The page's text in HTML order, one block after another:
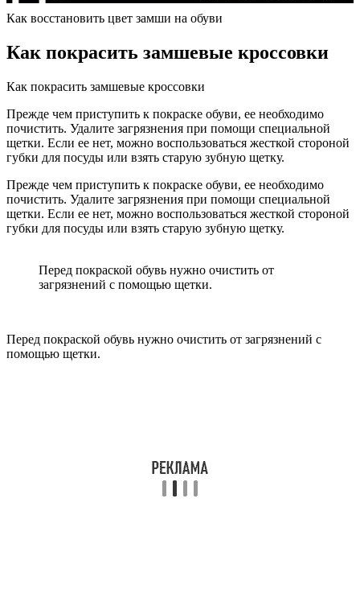
Как восстановить цвет замши на обуви
Как покрасить замшевые кроссовки
Как покрасить замшевые кроссовки
Прежде чем приступить к покраске обуви, ее необходимо
почистить. Удалите загрязнения при помощи специальной
щетки. Если ее нет, можно воспользоваться жесткой стороной
губки для посуды или взять старую зубную щетку.
Прежде чем приступить к покраске обуви, ее необходимо
почистить. Удалите загрязнения при помощи специальной
щетки. Если ее нет, можно воспользоваться жесткой стороной
губки для посуды или взять старую зубную щетку.
Перед покраской обувь нужно очистить от
загрязнений с помощью щетки.
Перед покраской обувь нужно очистить от загрязнений с
помощью щетки.